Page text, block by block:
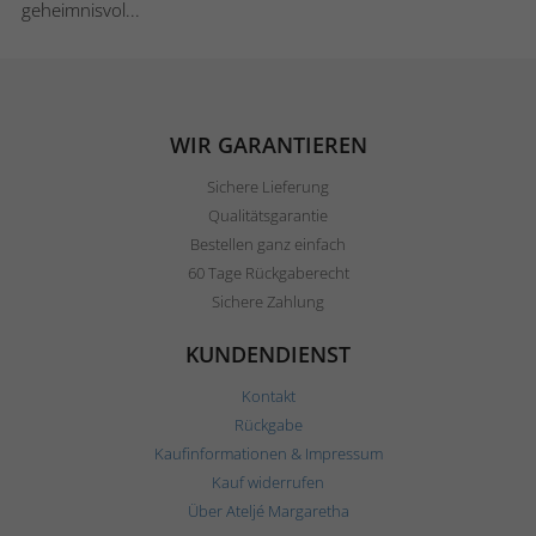
geheimnisvol...
WIR GARANTIEREN
Sichere Lieferung
Qualitätsgarantie
Bestellen ganz einfach
60 Tage Rückgaberecht
Sichere Zahlung
KUNDENDIENST
Kontakt
Rückgabe
Kaufinformationen & Impressum
Kauf widerrufen
Über Ateljé Margaretha